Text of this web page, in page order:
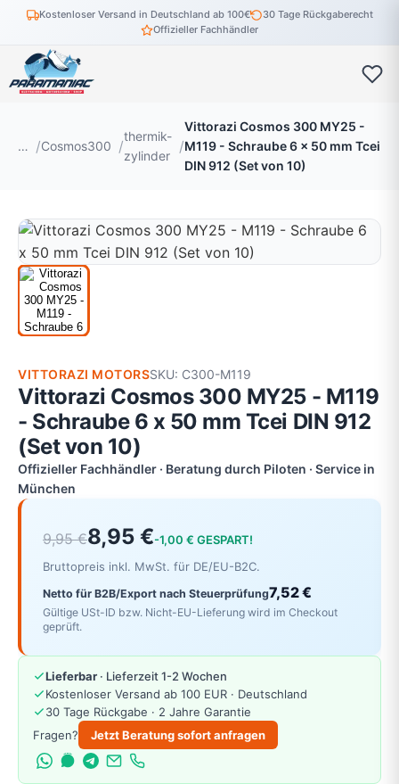
Kostenloser Versand in Deutschland ab 100€
30 Tage Rückgaberecht
Offizieller Fachhändler
… Cosmos300
thermik-
zylinder
Vittorazi Cosmos 300 MY25 -
M119 - Schraube 6 x 50 mm Tcei
DIN 912 (Set von 10)
VITTORAZI MOTORSSKU: C300-M119
Vittorazi Cosmos 300 MY25 - M119
- Schraube 6 x 50 mm Tcei DIN 912
(Set von 10)
Offizieller Fachhändler · Beratung durch Piloten · Service in
München
9,95 €8,95 €-1,00 € GESPART!
Bruttopreis inkl. MwSt. für DE/EU-B2C.
Netto für B2B/Export nach Steuerprüfung7,52 €
Gültige USt-ID bzw. Nicht-EU-Lieferung wird im Checkout
geprüft.
Lieferbar · Lieferzeit 1-2 Wochen
Kostenloser Versand ab 100 EUR · Deutschland
30 Tage Rückgabe · 2 Jahre Garantie
Fragen?
Jetzt Beratung sofort anfragen